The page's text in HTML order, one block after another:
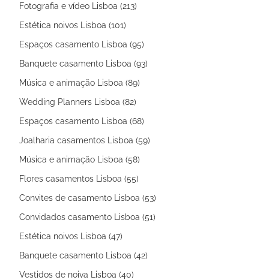
Fotografia e vídeo Lisboa (213)
Estética noivos Lisboa (101)
Espaços casamento Lisboa (95)
Banquete casamento Lisboa (93)
Música e animação Lisboa (89)
Wedding Planners Lisboa (82)
Espaços casamento Lisboa (68)
Joalharia casamentos Lisboa (59)
Música e animação Lisboa (58)
Flores casamentos Lisboa (55)
Convites de casamento Lisboa (53)
Convidados casamento Lisboa (51)
Estética noivos Lisboa (47)
Banquete casamento Lisboa (42)
Vestidos de noiva Lisboa (40)